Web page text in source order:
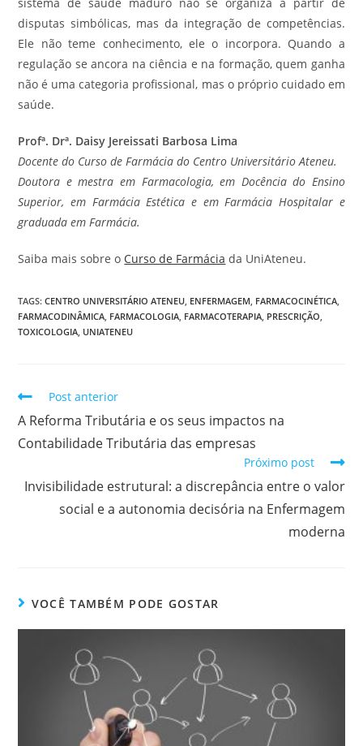
disputas simbólicas, mas da integração de competências.
Ele não teme conhecimento, ele o incorpora. Quando a
regulação se ancora na ciência e na formação, quem ganha
não é uma categoria profissional, mas o próprio cuidado em
saúde.
Profª. Drª. Daisy Jereissati Barbosa Lima
Docente do Curso de Farmácia do Centro Universitário Ateneu.
Doutora e mestra em Farmacologia, em Docência do Ensino
Superior, em Farmácia Estética e em Farmácia Hospitalar e
graduada em Farmácia.
Saiba mais sobre o Curso de Farmácia da UniAteneu.
TAGS:CENTRO UNIVERSITÁRIO ATENEU, ENFERMAGEM, FARMACOCINÉTICA,
FARMACODINÂMICA, FARMACOLOGIA, FARMACOTERAPIA, PRESCRIÇÃO,
TOXICOLOGIA, UNIATENEU
Post anterior
A Reforma Tributária e os seus impactos na
Contabilidade Tributária das empresas
Próximo post
Invisibilidade estrutural: a discrepância entre o valor
social e a autonomia decisória na Enfermagem
moderna
VOCÊ TAMBÉM PODE GOSTAR